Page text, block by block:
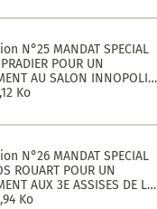
N°25 MANDAT SPECIAL
POUR UN
AU SALON INNOPOLIS
Ko
N°26 MANDAT SPECIAL
ROUART POUR UN
AUX 3E ASSISES DE LA
A ARLES
Ko